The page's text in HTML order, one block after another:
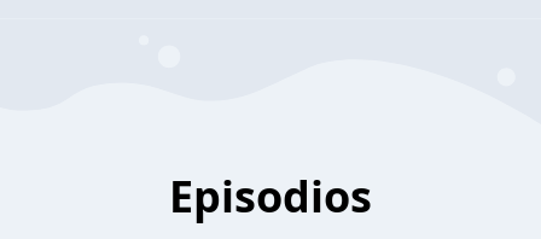
Episodios